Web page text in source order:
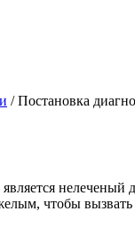
/Постановка
чтобы вызвать